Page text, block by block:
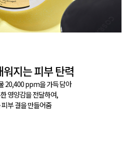
지는 피부 탄력
20,400 ppm을 가득 담아
영양감을 전달하여,
부 결을 만들어줌